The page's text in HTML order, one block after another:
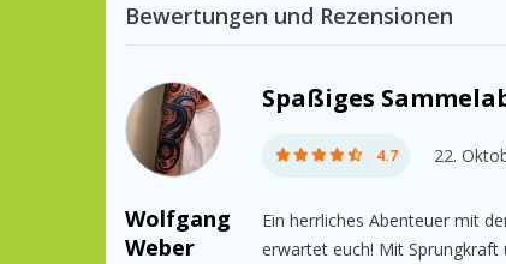
Bewertungen und Rezensionen
Wolfgang
Weber
Spaßiges
4.7 22.
Ein herrliches Abenteuer mit
erwartet euch! Mit Sprungkraft